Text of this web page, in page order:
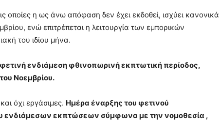
οποίες η ως άνω απόφαση δεν έχει εκδοθεί, ισχύει κανονικά
ενώ επιτρέπεται η λειτουργία των εμπορικών
του ιδίου μήνα.
ενδιάμεση φθινοπωρινή εκπτωτική περίοδος,
Νοεμβρίου.
όχι εργάσιμες. Ημέρα έναρξης του φετινού
ενδιάμεσων εκπτώσεων σύμφωνα με την νομοθεσία ,